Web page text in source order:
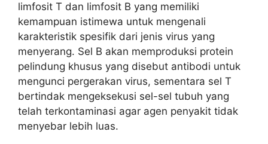
limfosit T dan limfosit B yang memiliki
kemampuan istimewa untuk mengenali
karakteristik spesifik dari jenis virus yang
menyerang. Sel B akan memproduksi protein
pelindung khusus yang disebut antibodi untuk
mengunci pergerakan virus, sementara sel T
bertindak mengeksekusi sel-sel tubuh yang
telah terkontaminasi agar agen penyakit tidak
menyebar lebih luas.